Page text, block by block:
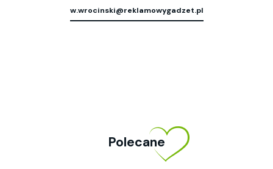
w.wrocinski@reklamowygadzet.pl
Polecane